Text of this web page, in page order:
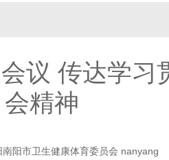
议 传达学习
会精神
南阳市卫生健康体育委员会 nanyang